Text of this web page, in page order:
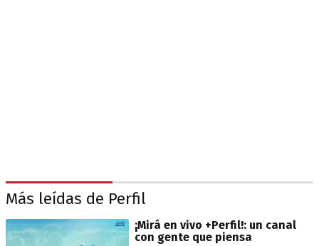
Más leídas de Perfil
¡Mirá en vivo +Perfil!: un canal
con gente que piensa